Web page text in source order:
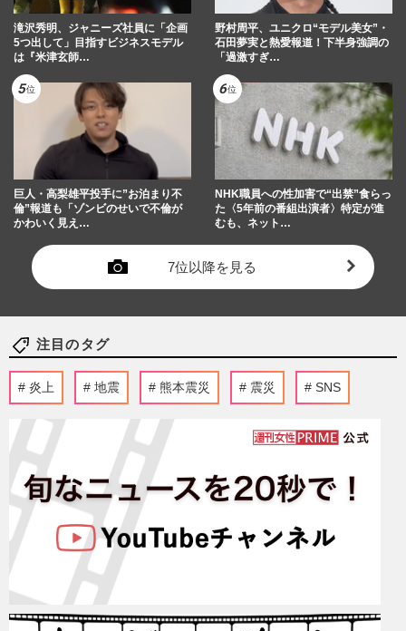
滝沢秀明、ジャニーズ社員に「企画
5つ出して」目指すビジネスモデル
は『米津玄師…
野村周平、ユニクロ“モデル美女”・
石田夢実と熱愛報道！下半身強調の
「過激すぎ…
巨人・高梨雄平投手に”お泊まり不
倫”報道も「ゾンビのせいで不倫が
かわいく見え…
NHK職員への性加害で“出禁”食らっ
た〈5年前の番組出演者〉特定が進
むも、ネット…
7位以降を見る
注目のタグ
炎上 地震 熊本震災 震災 SNS